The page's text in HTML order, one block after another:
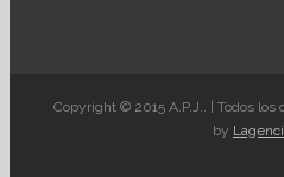
Copyright © 2015 A.P.J.. | Todos
by